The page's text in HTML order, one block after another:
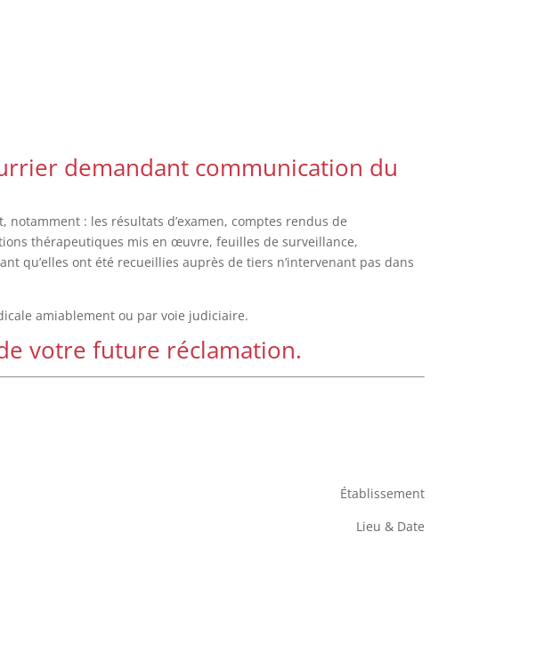
demandant communication du
notamment : les résultats d’examen, comptes rendus de
thérapeutiques mis en œuvre, feuilles de surveillance,
qu’elles ont été recueillies auprès de tiers n’intervenant pas dans
amiablement ou par voie judiciaire.
votre future réclamation.
Établissement
Lieu & Date